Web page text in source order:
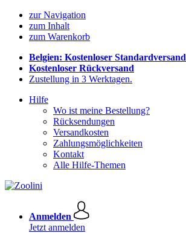
zur Navigation
zum Inhalt
zum Warenkorb
Belgien: Kostenloser Standardversand
Kostenloser Rückversand
Zustellung in 3 Werktagen.
Hilfe
Wo ist meine Bestellung?
Rücksendungen
Versandkosten
Zahlungsmöglichkeiten
Kontakt
Alle Hilfe-Themen
Anmelden
Jetzt anmelden